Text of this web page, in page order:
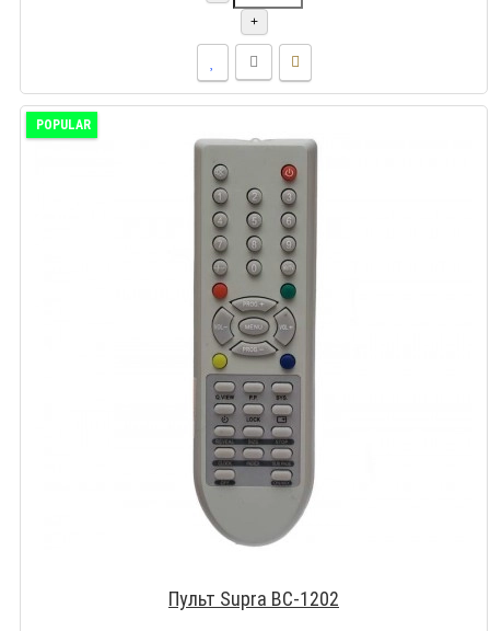
+
POPULAR
Пульт Supra BC-1202